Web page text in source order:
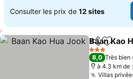
Consulter les prix de 12 sites
Partager
Baan Kao
3 Étoiles
8,0 Très bien
à 4.3 km de
Villas